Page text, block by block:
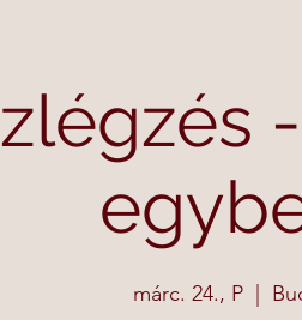
márc. 24., P